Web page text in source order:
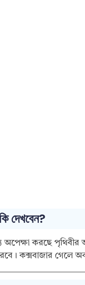
দেখবেন?
করছে পৃথিবীর
কক্সবাজার গেলে